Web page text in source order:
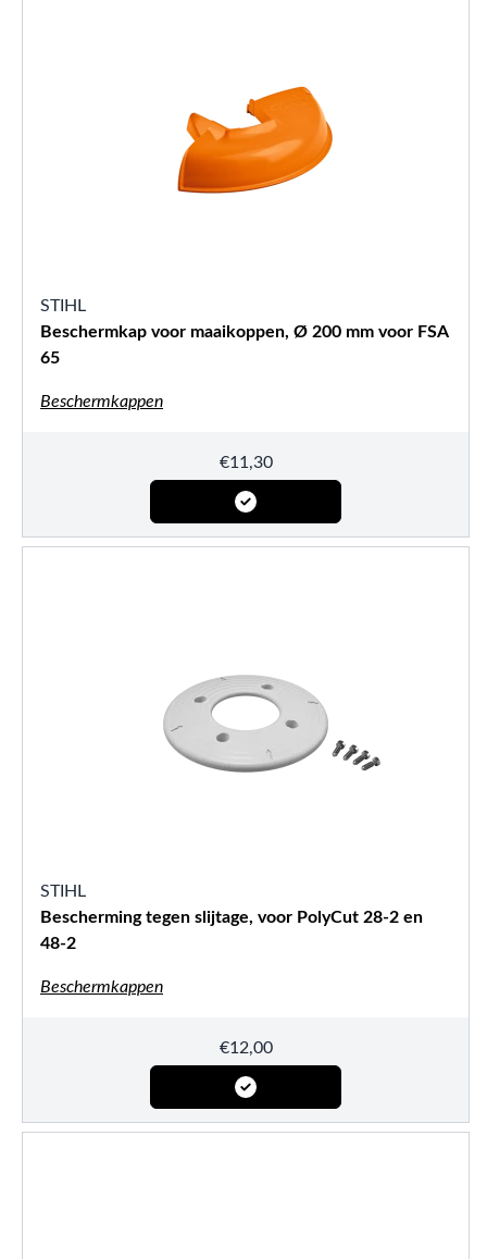
STIHL
Beschermkap voor maaikoppen, Ø 200 mm voor FSA
65
Beschermkappen
€11,30
STIHL
Bescherming tegen slijtage, voor PolyCut 28-2 en
48-2
Beschermkappen
€12,00